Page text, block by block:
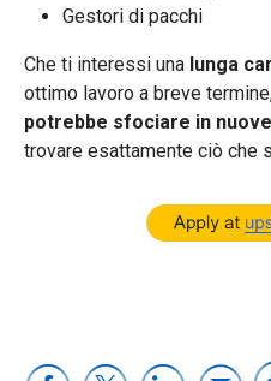
Gestori di pacchi
Che ti interessi una lunga
ottimo lavoro a breve
potrebbe sfociare in
trovare esattamente ciò che